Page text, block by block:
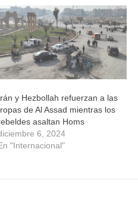
y Hezbollah refuerzan a las
de Al Assad mientras los
asaltan Homs
6, 2024
"Internacional"